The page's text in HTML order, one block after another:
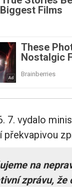
7. vydalo
na
zprávu, že